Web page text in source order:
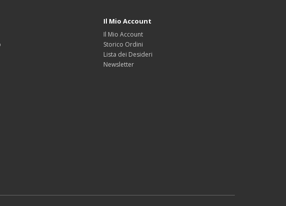
Il Mio Account
Il Mio Account
Storico Ordini
Lista dei Desideri
Newsletter